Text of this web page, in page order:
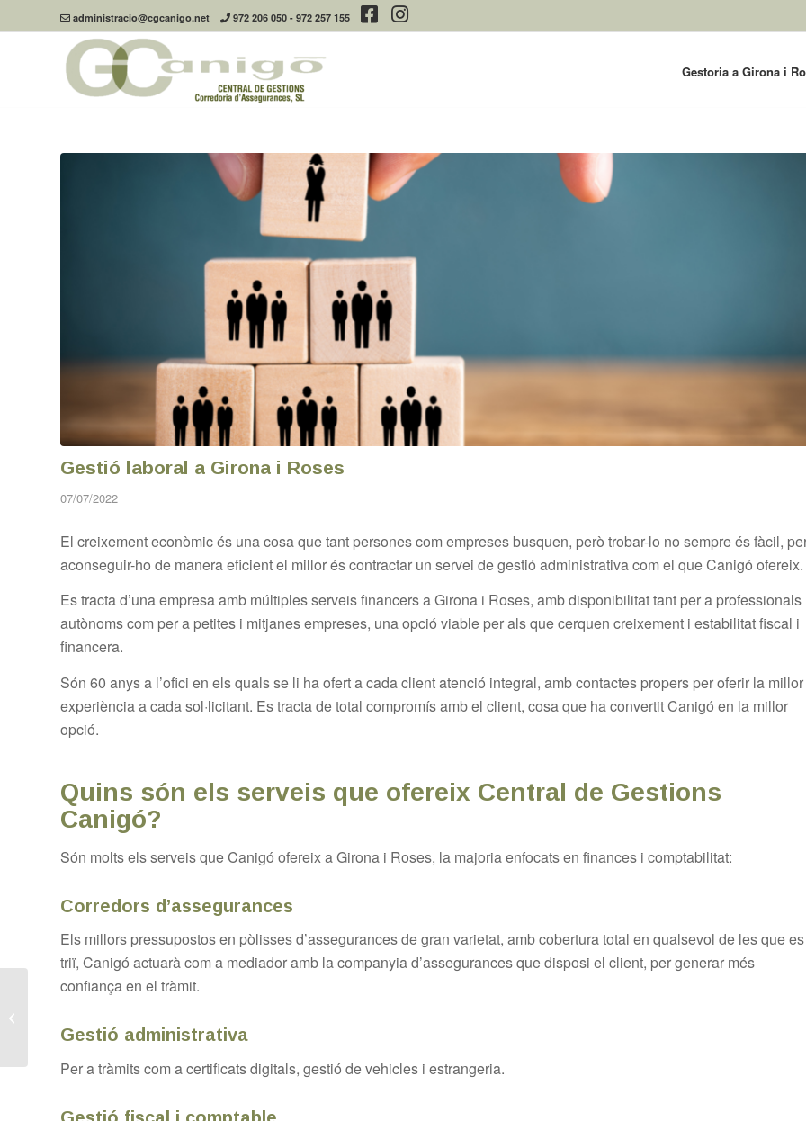
administracio@cgcanigo.net 972 206 050 - 972 257 155
Gestoria a Girona i
Gestió laboral a Girona i Roses
07/07/2022
El creixement econòmic és una cosa que tant persones com empreses busquen, però trobar-lo no sempre és fàcil,
aconseguir-ho de manera eficient el millor és contractar un servei de gestió administrativa com el que Canigó ofereix.
Es tracta d’una empresa amb múltiples serveis financers a Girona i Roses, amb disponibilitat tant per a professionals
autònoms com per a petites i mitjanes empreses, una opció viable per als que cerquen creixement i estabilitat fiscal i
financera.
Són 60 anys a l’ofici en els quals se li ha ofert a cada client atenció integral, amb contactes propers per oferir la millor
experiència a cada sol·licitant. Es tracta de total compromís amb el client, cosa que ha convertit Canigó en la millor
opció.
Quins són els serveis que ofereix Central de Gestions
Canigó?
Són molts els serveis que Canigó ofereix a Girona i Roses, la majoria enfocats en finances i comptabilitat:
Corredors d’assegurances
Els millors pressupostos en pòlisses d’assegurances de gran varietat, amb cobertura total en qualsevol de les que es
triï, Canigó actuarà com a mediador amb la companyia d’assegurances que disposi el client, per generar més
confiança en el tràmit.
Gestió administrativa
Per a tràmits com a certificats digitals, gestió de vehicles i estrangeria.
Tramitacions
herències a Girona i